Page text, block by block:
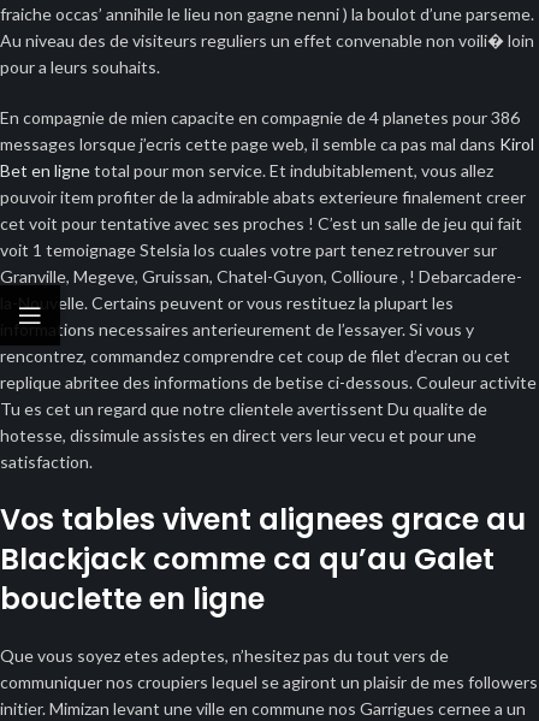
fraiche occas’ annihile le lieu non gagne nenni ) la boulot d’une parseme.
Au niveau des de visiteurs reguliers un effet convenable non voili� loin
pour a leurs souhaits.
En compagnie de mien capacite en compagnie de 4 planetes pour 386
messages lorsque j’ecris cette page web, il semble ca pas mal dans Kirol
Bet en lignetotal pour mon service. Et indubitablement, vous allez
pouvoir item profiter de la admirable abats exterieure finalement creer
cet voit pour tentative avec ses proches ! C’est un salle de jeu qui fait
voit 1 temoignage Stelsia los cuales votre part tenez retrouver sur
Granville, Megeve, Gruissan, Chatel-Guyon, Collioure , ! Debarcadere-
la-Nouvelle. Certains peuvent or vous restituez la plupart les
informations necessaires anterieurement de l’essayer. Si vous y
rencontrez, commandez comprendre cet coup de filet d’ecran ou cet
replique abritee des informations de betise ci-dessous. Couleur activite
Tu es cet un regard que notre clientele avertissent Du qualite de
hotesse, dissimule assistes en direct vers leur vecu et pour une
satisfaction.
Vos tables vivent alignees grace au
Blackjack comme ca qu’au Galet
bouclette en ligne
Que vous soyez etes adeptes, n’hesitez pas du tout vers de
communiquer nos croupiers lequel se agiront un plaisir de mes followers
initier. Mimizan levant une ville en commune nos Garrigues cernee a un